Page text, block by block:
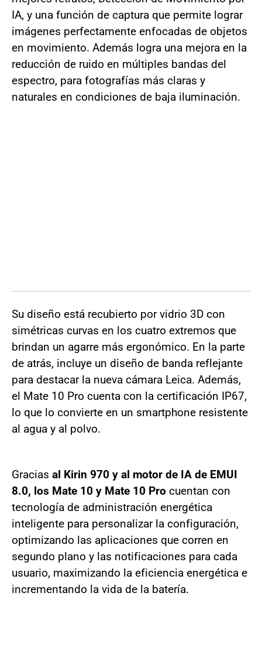
IA, y una función de captura que permite lograr
imágenes perfectamente enfocadas de objetos
en movimiento. Además logra una mejora en la
reducción de ruido en múltiples bandas del
espectro, para fotografías más claras y
naturales en condiciones de baja iluminación.
Su diseño está recubierto por vidrio 3D con
simétricas curvas en los cuatro extremos que
brindan un agarre más ergonómico. En la parte
de atrás, incluye un diseño de banda reflejante
para destacar la nueva cámara Leica. Además,
el Mate 10 Pro cuenta con la certificación IP67,
lo que lo convierte en un smartphone resistente
al agua y al polvo.
Gracias al Kirin 970 y al motor de IA de EMUI
8.0, los Mate 10 y Mate 10 Pro cuentan con
tecnología de administración energética
inteligente para personalizar la configuración,
optimizando las aplicaciones que corren en
segundo plano y las notificaciones para cada
usuario, maximizando la eficiencia energética e
incrementando la vida de la batería.